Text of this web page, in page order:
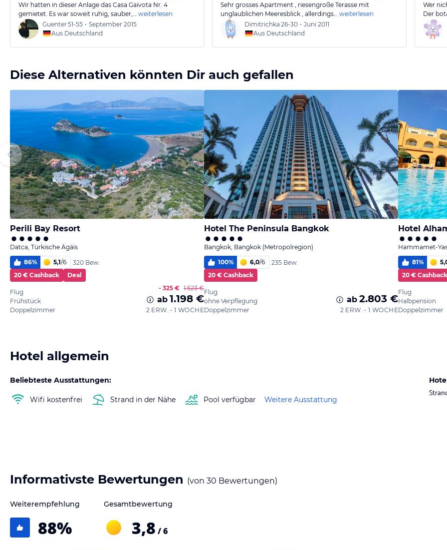
Wir hatten in dieser Anlage das Casa Gaivota Nr. 4
gemietet. Es war soweit ruhig, sauber,… weiterlesen
Guenter51-55 • September 2015
Aus Deutschland
Sehr grosses Apartment , riesengroße Terasse mit
unglaublichen Meeresblick , allerdings… weiterlesen
Dimitrichka 26-30 • Juni 2011
Aus Deutschland
Wer
Der
Diese Alternativen könnten Dir auch gefallen
Perili Bay Resort
Datca, Türkische Ägäis
86% 5,1/6
320 Bew.
20 € Cashback
Deal
Flug
Frühstück
Doppelzimmer
- 325 € 1.523 €
ab 1.198 €
2 ERW. • 1 WOCHE
Hotel The Peninsula Bangkok
Bangkok, Bangkok (Metropolregion)
100% 6,0/6
235 Bew.
20 € Cashback
Flug
ohne Verpflegung
Doppelzimmer
ab 2.803 €
2 ERW. • 1 WOCHE
Hotel
Hammamet-
81%
20 € Cashback
Flug
Halbpension
Doppelzimmer
Hotel allgemein
Beliebteste Ausstattungen:
Wifi kostenfrei Strand in der Nähe Pool verfügbar Weitere Ausstattung
Informativste Bewertungen (von 30 Bewertungen)
Weiterempfehlung
88%
Gesamtbewertung
3,8 / 6